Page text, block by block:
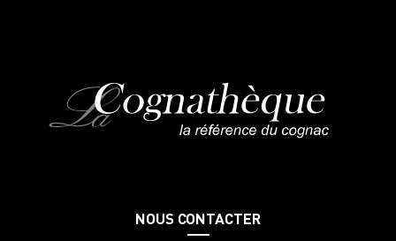
NOUS CONTACTER